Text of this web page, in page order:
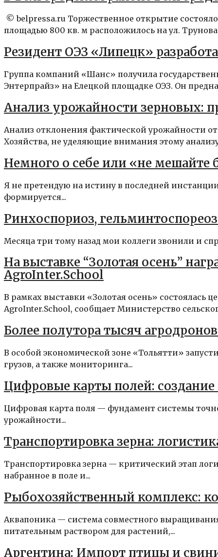
© belpressa.ru Торжественное открытие
площадью 800 кв. м расположилось на ул.
Резидент ОЭЗ «Липецк»
Группа компаний «Шанс» получила
Энтерпрайз» на Елецкой площадке ОЭЗ. Он
Анализ урожайности зерновых:
Анализ отклонения фактической урожайности
Хозяйства, не уделяющие внимания этому
Немного о себе или «не мешайте
Я не претендую на истину в последней
формируется...
Ринхоспориоз,
Месяца три тому назад мои коллеги звонили и
На выставке “Золотая осень”
AgroInter.School
В рамках выставки «Золотая осень» состоялась
AgroInter.School, сообщает Министерство
Более полутора тысяч
В особой экономической зоне «Тольятти»
грузов, а также мониторинга...
Цифровые карты полей:
Цифровая карта поля — фундамент системы
урожайности...
Транспортировка зерна:
Транспортировка зерна — критический этап
набранное в поле и...
Рыбохозяйственный комплекс:
Аквапоника — система совместного
питательным раствором для растений,...
Аргентина: Импорт птицы и